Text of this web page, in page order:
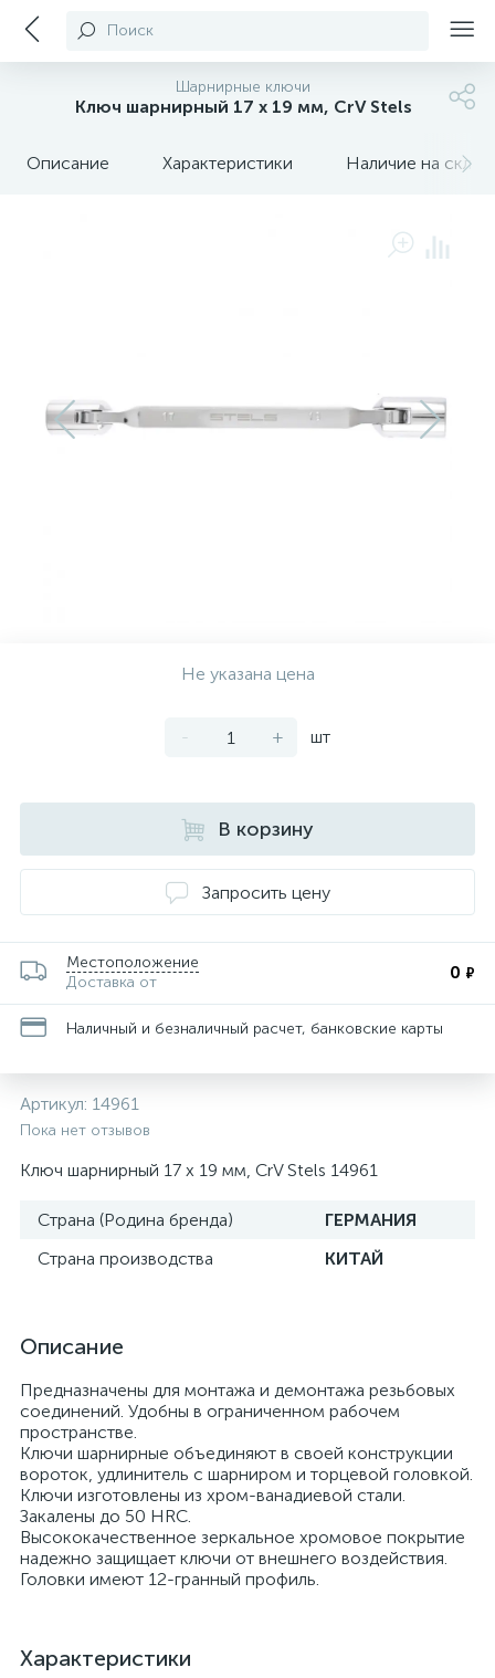
Поиск
Шарнирные ключи
Ключ шарнирный 17 х 19 мм, CrV Stels
Описание Характеристики Наличие на
Не указана цена
- + шт
В корзину
Запросить цену
Местоположение
Доставка от
0 ₽
Наличный и безналичный расчет, банковские карты
Артикул: 14961
Пока нет отзывов
Ключ шарнирный 17 х 19 мм, CrV Stels 14961
Страна (Родина бренда)
ГЕРМАНИЯ
Страна производства
КИТАЙ
Описание
Предназначены для монтажа и демонтажа резьбовых
соединений. Удобны в ограниченном рабочем
пространстве.
Ключи шарнирные объединяют в своей конструкции
вороток, удлинитель с шарниром и торцевой головкой.
Ключи изготовлены из хром-ванадиевой стали.
Закалены до 50 HRC.
Высококачественное зеркальное хромовое покрытие
надежно защищает ключи от внешнего воздействия.
Головки имеют 12-гранный профиль.
Характеристики